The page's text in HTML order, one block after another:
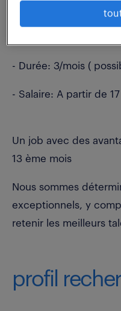
Alors, voici ce que
- Durée: 3/mois (
- Salaire: A partir de
Un job avec des
13 ème mois
Nous sommes
exceptionnels, y
retenir les meilleurs
profil